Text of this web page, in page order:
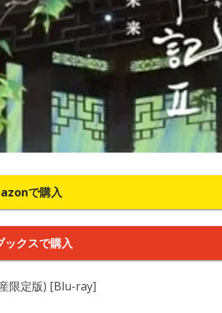
で購入
ックスで購入
限定版) [Blu-ray]